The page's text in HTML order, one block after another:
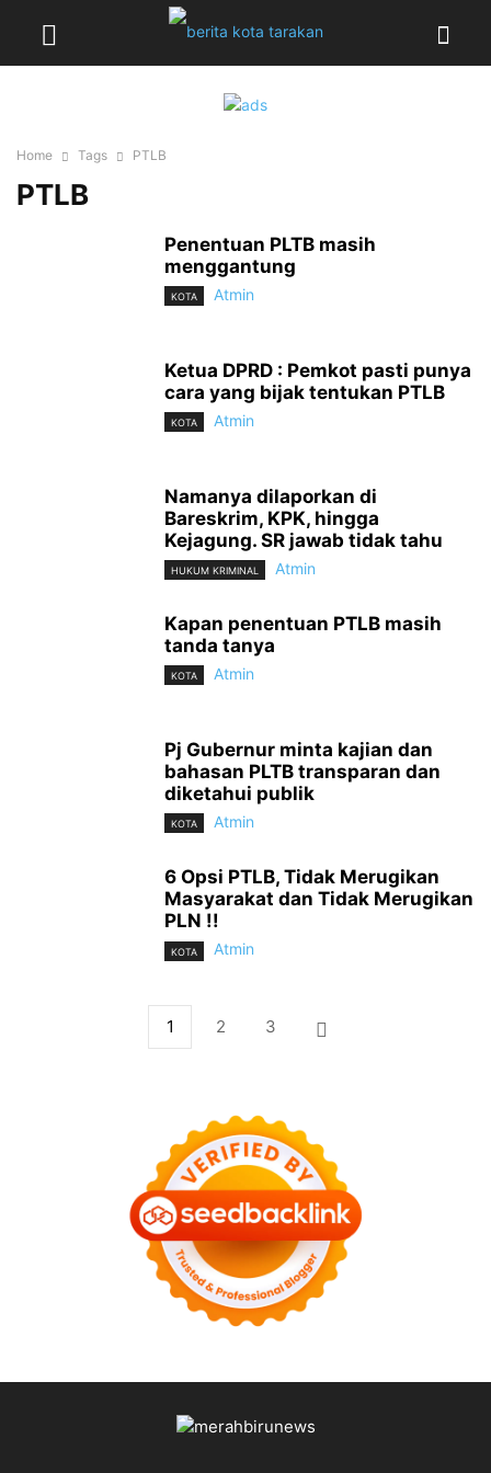
Home Tags PTLB
PTLB
Penentuan PLTB masih
menggantung
KOTA Atmin
Ketua DPRD : Pemkot pasti punya
cara yang bijak tentukan PTLB
KOTA Atmin
Namanya dilaporkan di
Bareskrim, KPK, hingga
Kejagung. SR jawab tidak tahu
HUKUM KRIMINAL Atmin
Kapan penentuan PTLB masih
tanda tanya
KOTA Atmin
Pj Gubernur minta kajian dan
bahasan PLTB transparan dan
diketahui publik
KOTA Atmin
6 Opsi PTLB, Tidak Merugikan
Masyarakat dan Tidak Merugikan
PLN !!
KOTA Atmin
1 2 3